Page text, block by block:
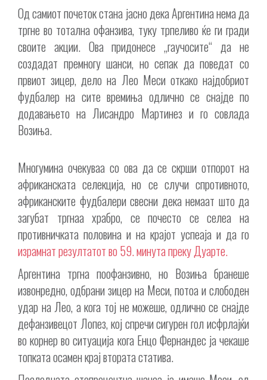
Oд самиот почеток стана јасно дека Аргентина нема да
тргне во тотална офанзива, туку трпеливо ќе ги гради
своите акции. Ова придонесе „гаучосите“ да не
создадат премногу шанси, но сепак да поведат со
првиот зицер, дело на Лео Меси откако најдобриот
фудбалер на сите времиња одлично се снајде по
додавањето на Лисандро Мартинез и го совлада
Возиња.
Многумина очекуваа со ова да се скрши отпорот на
африканската селекција, но се случи спротивното,
африканските фудбалери свесни дека немаат што да
загубат тргнаа храбро, се почесто се селеа на
противничката половина и на крајот успеаја и да го
израмнат резултатот во 59. минута преку Дуарте.
Аргентина тргна поофанзивно, но Возиња бранеше
извонредно, одбрани зицер на Меси, потоа и слободен
удар на Лео, а кога тој не можеше, одлично се снајде
дефанзивецот Лопез, кој спречи сигурен гол исфрлајќи
во корнер во ситуација кога Енцо Фернандес ја чекаше
топката осамен крај втората статива.